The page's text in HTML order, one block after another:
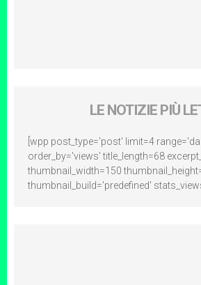
LE NOTIZIE PIÙ
[wpp post_type='post' limit=4
order_by='views' title_length=68
thumbnail_width=150
thumbnail_build='predefined'